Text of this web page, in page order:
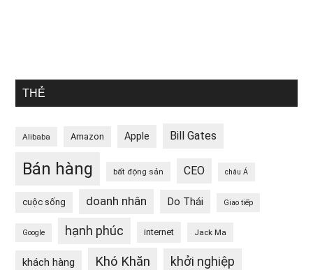
THẺ
Alibaba Amazon Apple Bill Gates
Bán hàng bất động sản CEO châu Á
cuộc sống doanh nhân Do Thái Giao tiếp
Google hạnh phúc internet Jack Ma
khách hàng Khó Khăn khởi nghiệp